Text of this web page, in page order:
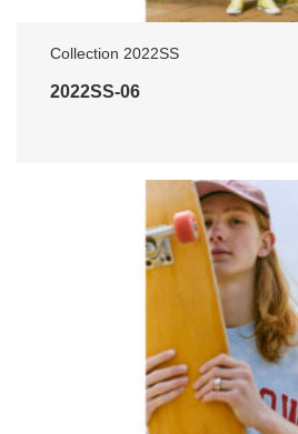
Collection 2022SS
2022SS-06